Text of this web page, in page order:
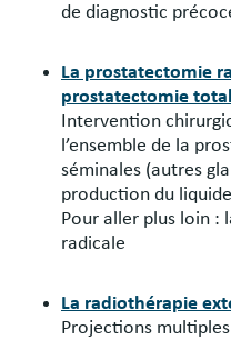
de diagnostic
La prostatectomie
prostatectomie
Intervention
l’ensemble de la
séminales (autres
production du
Pour aller plus loin :
radicale
La radiothérapie
Projections